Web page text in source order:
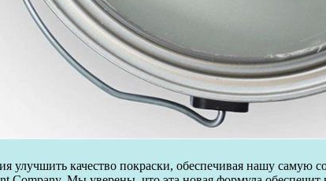
улучшить качество покраски, обеспечивая нашу